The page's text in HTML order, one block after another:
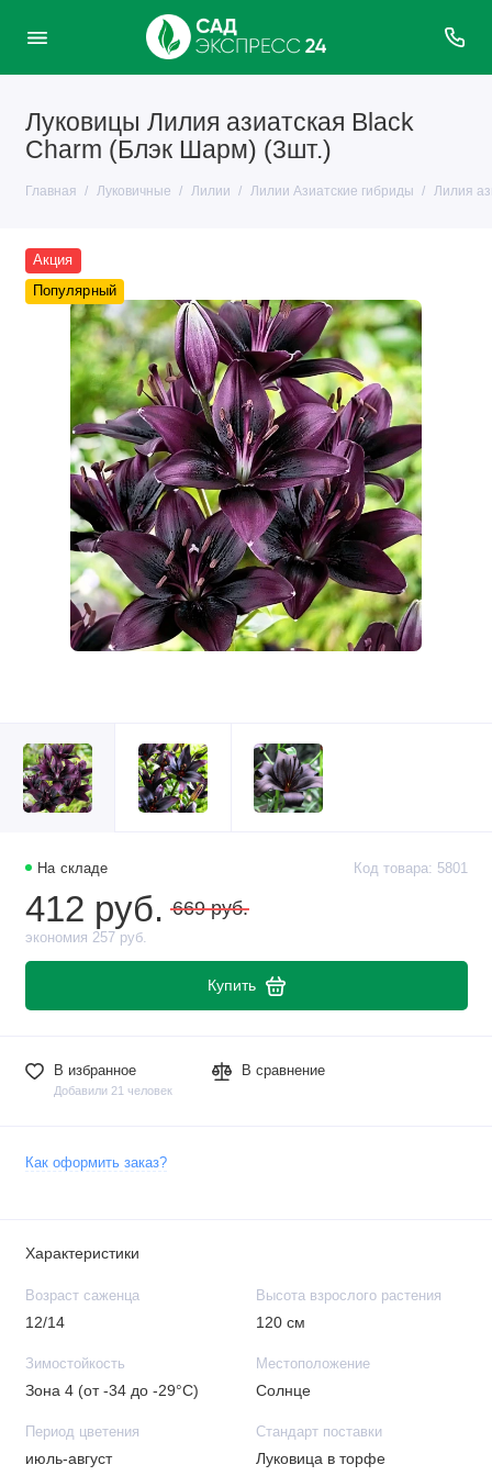
Луковицы Лилия азиатская Black
Charm (Блэк Шарм) (3шт.)
Главная Луковичные Лилии Лилии Азиатские гибриды Лилия
Акция
Популярный
На складе Код товара: 5801
412 руб. 669 руб.
экономия 257 руб.
Купить
В избранное
Добавили 21 человек
В сравнение
Как оформить заказ?
Характеристики
Возраст саженца
12/14
Высота взрослого растения
120 см
Зимостойкость
Зона 4 (от -34 до -29°C)
Местоположение
Солнце
Период цветения
июль-август
Стандарт поставки
Луковица в торфе